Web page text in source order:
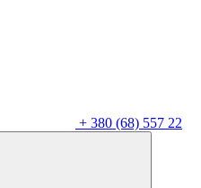
+ 380 (68) 557 22